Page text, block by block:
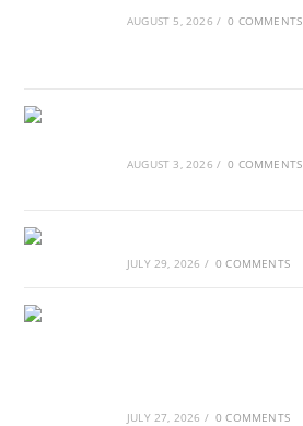
AUGUST 5, 2026 / 0 COMMENTS
AUGUST 3, 2026 / 0 COMMENTS
JULY 29, 2026 / 0 COMMENTS
JULY 27, 2026 / 0 COMMENTS